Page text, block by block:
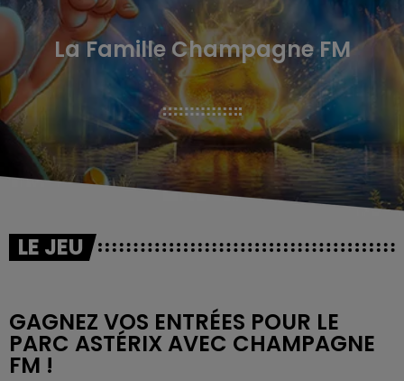
La Famille Champagne FM
LE JEU
GAGNEZ VOS ENTRÉES POUR LE
PARC ASTÉRIX AVEC CHAMPAGNE
FM !